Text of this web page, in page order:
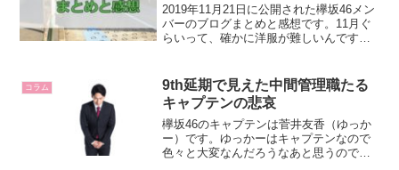
2019年11月21日に公開された欅坂46メン
バーのブログまとめと感想です。11月ぐ
らいって、確かに洋服が難しいんですよ
てコートを着ているときがあります
（笑）眠いのに更...
コラム
9th延期で見えた中間管理職たる
キャプテンの悲哀
欅坂46のキャプテンは菅井友香（ゆっか
ー）です。ゆっかーはキャプテンなので
色々と大変なんだろうなあと思うのです